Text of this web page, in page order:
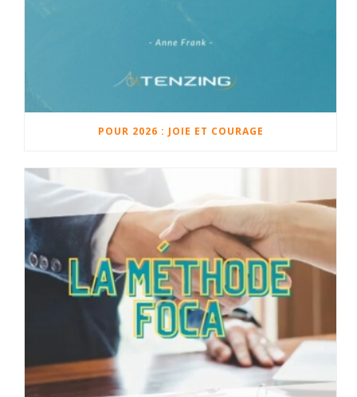
POUR 2026 : JOIE ET COURAGE